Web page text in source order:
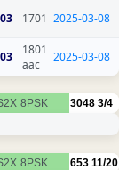
1701 2025-03-08
1801
aac
2025-03-08
8PSK 3048 3/4
8PSK 653 11/20